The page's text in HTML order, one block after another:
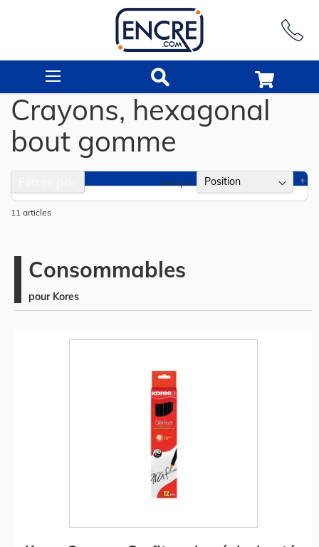
Crayons, hexagonal
bout gomme
11 articles
Trier par
Consommables
pour Kores